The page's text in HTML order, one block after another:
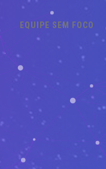
EQUIPE SEM FOCO